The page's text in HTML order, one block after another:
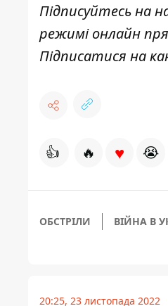
Підписуйтесь на
режимі онлайн
Підписатися на
👍 🔥 ♥ 😭
ОБСТРІЛИ ВІЙНА В
20:25, 23 листопада 2022